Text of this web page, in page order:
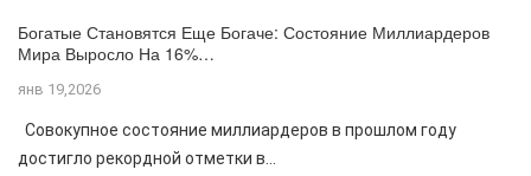
Богатые Становятся Еще Богаче: Состояние Миллиардеров
Мира Выросло На 16%…
янв 19,2026
Совокупное состояние миллиардеров в прошлом году
достигло рекордной отметки в...